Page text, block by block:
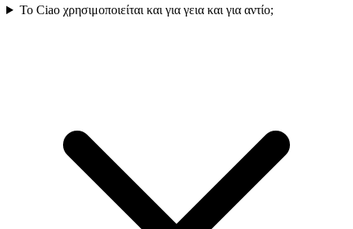
Το Ciao χρησιμοποιείται και για γεια και για αντίο;